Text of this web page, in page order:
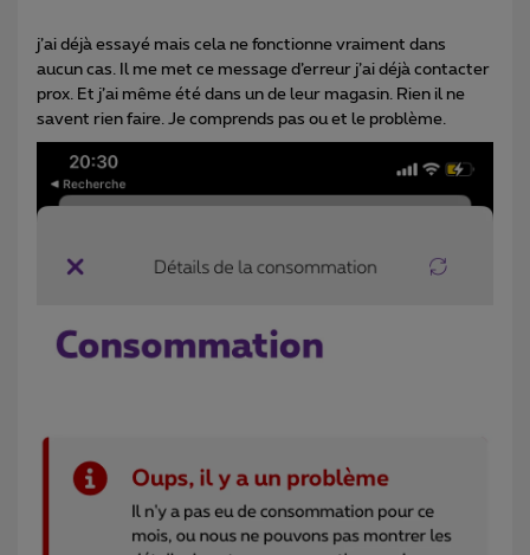
j’ai déjà essayé mais cela ne fonctionne vraiment dans
aucun cas. Il me met ce message d’erreur j’ai déjà contacter
prox. Et j’ai même été dans un de leur magasin. Rien il ne
savent rien faire. Je comprends pas ou et le problème.